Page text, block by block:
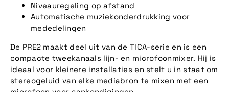
Niveauregeling op afstand
Automatische muziekonderdrukking voor
mededelingen
De PRE2 maakt deel uit van de TICA-serie en is een
compacte tweekanaals lijn- en microfoonmixer. Hij is
ideaal voor kleinere installaties en stelt u in staat om
stereogeluid van elke mediabron te mixen met een